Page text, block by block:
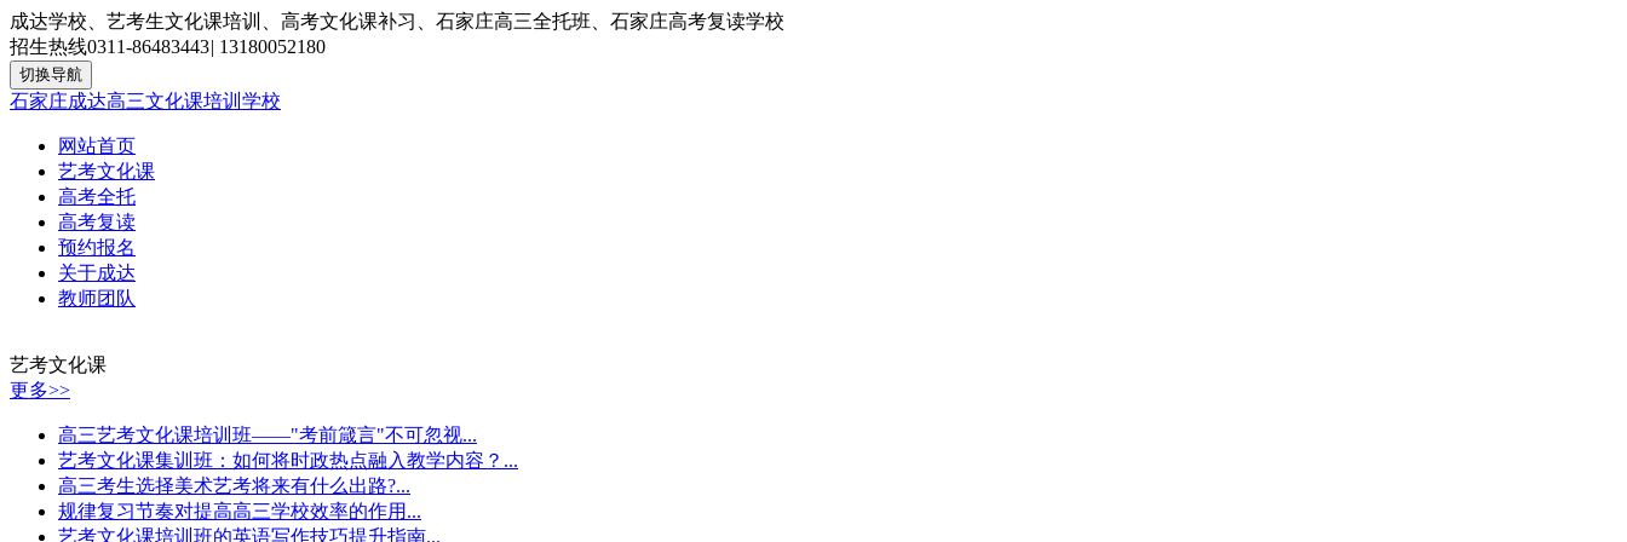
成达学校、艺考生文化课培训、高考文化课补习、石家庄高三全托班、石家庄高考复读学校
招生热线0311-86483443| 13180052180
切换导航
石家庄成达高三文化课培训学校
网站首页
艺考文化课
高考全托
高考复读
预约报名
关于成达
教师团队
艺考文化课
更多>>
高三艺考文化课培训班——"考前箴言"不可忽视...
艺考文化课集训班：如何将时政热点融入教学内容？...
高三考生选择美术艺考将来有什么出路?...
规律复习节奏对提高高三学校效率的作用...
艺考文化课培训班的英语写作技巧提升指南...